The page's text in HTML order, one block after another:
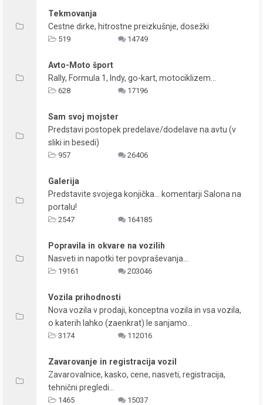
Tekmovanja
Cestne dirke, hitrostne preizkušnje, dosežki
519 14749
Avto-Moto šport
Rally, Formula 1, Indy, go-kart, motociklizem...
628 17196
Sam svoj mojster
Predstavi postopek predelave/dodelave na avtu (v
sliki in besedi)
957 26406
Galerija
Predstavite svojega konjička... komentarji Salona na
portalu!
2547 164185
Popravila in okvare na vozilih
Nasveti in napotki ter povpraševanja...
19161 203046
Vozila prihodnosti
Nova vozila v prodaji, konceptna vozila in vsa vozila,
o katerih lahko (zaenkrat) le sanjamo...
3174 112016
Zavarovanje in registracija vozil
Zavarovalnice, kasko, cene, nasveti, registracija,
tehnični pregledi...
1465 15037